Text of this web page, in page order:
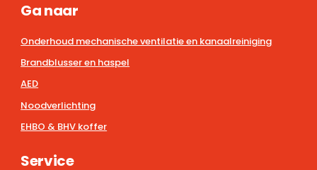
Ga naar
Onderhoud mechanische ventilatie en kanaalreiniging
Brandblusser en haspel
AED
Noodverlichting
EHBO & BHV koffer
Service